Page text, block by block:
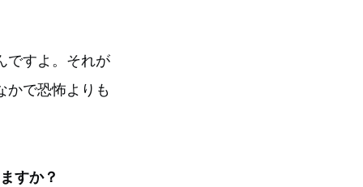
ですよ。それが
かで恐怖よりも
すか？